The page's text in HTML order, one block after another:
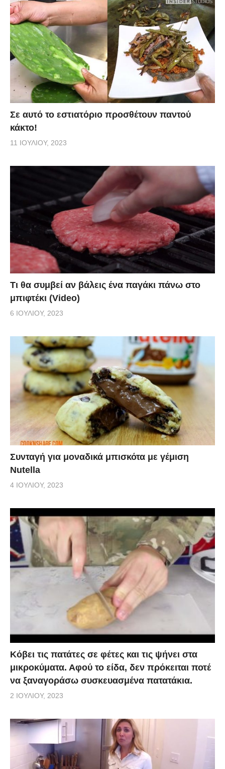
Σε αυτό το εστιατόριο προσθέτουν παντού
κάκτο!
11 ΙΟΥΛΊΟΥ, 2023
Τι θα συμβεί αν βάλεις ένα παγάκι πάνω στο
μπιφτέκι (Video)
6 ΙΟΥΛΊΟΥ, 2023
Συνταγή για μοναδικά μπισκότα με γέμιση
Nutella
4 ΙΟΥΛΊΟΥ, 2023
Κόβει τις πατάτες σε φέτες και τις ψήνει στα
μικροκύματα. Αφού το είδα, δεν πρόκειται ποτέ
να ξαναγοράσω συσκευασμένα πατατάκια.
2 ΙΟΥΛΊΟΥ, 2023